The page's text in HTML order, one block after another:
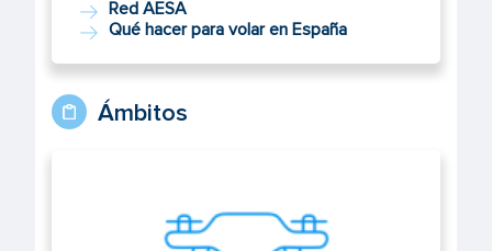
Red AESA
Qué hacer para volar en España
Ámbitos